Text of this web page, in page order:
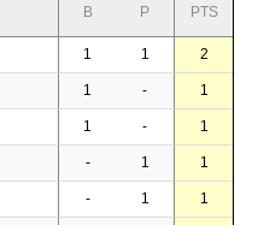
B P PTS
1 1 2
1 - 1
1 - 1
- 1 1
- 1 1